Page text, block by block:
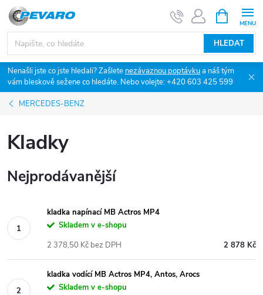
Přejít
obsah
HLEDAT
NÁKUPNÍ
KOŠÍK
Nenašli jste co jste hledali? Zašlete nezávaznou poptávkua náš tým
vám bleskově sežene co hledáte. Nebo volejte: +420 603 425 599
MERCEDES-BENZ
Kladky
Nejprodávanější
kladka napínací MB Actros MP4
Skladem v e-shopu
2 878 Kč
2 378,50 Kč bez DPH
kladka vodící MB Actros MP4, Antos, Arocs
Skladem v e-shopu